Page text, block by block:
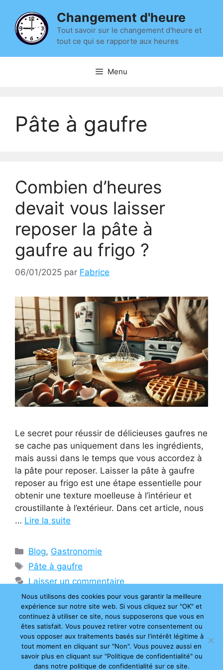
contenu
Changement d'heure
Tout savoir sur le changement d'heure et
tout ce qui se rapporte aux heures
Menu
Pâte à gaufre
Combien d’heures
devait vous laisser
reposer la pâte à
gaufre au frigo ?
06/01/2025 par Fabrice
Le secret pour réussir de délicieuses gaufres ne
se cache pas uniquement dans les ingrédients,
mais aussi dans le temps que vous accordez à
la pâte pour reposer. Laisser la pâte à gaufre
reposer au frigo est une étape essentielle pour
obtenir une texture moelleuse à l’intérieur et
croustillante à l’extérieur. Dans cet article, nous
… Lire la suite
Catégories
Blog, Gastronomie
Étiquettes
Pâte à gaufre
Laisser un commentaire
© 2026 Changement d'heure• Construit avec
GeneratePress
Contact|Mentions légales|Cookies|Plan du
Nous utilisons des cookies pour vous garantir la meilleure
expérience sur notre site web. Si vous cliquez sur "OK" et
continuez à utiliser ce site, nous supposerons que vous en
êtes satisfait. Vous pouvez retirer votre consentement ou
vous opposer aux traitements basés sur l'intérêt légitime à
tout moment en cliquant sur "Non". Vous pouvez aussi en
savoir plus en cliquant sur "Politique de confidentialité" ou
dans notre politique de confidentialité sur ce site.